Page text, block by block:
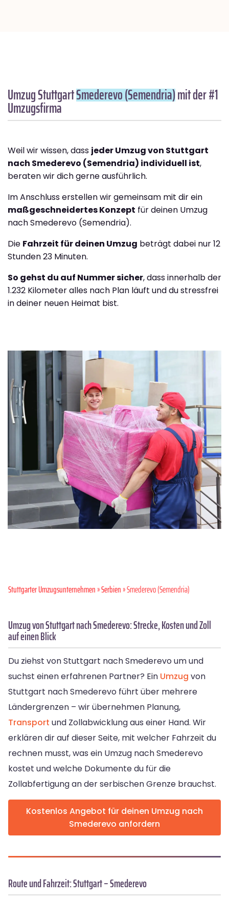
Umzug StuttgartSmederevo (Semendria)mit der #1
Umzugsfirma
Weil wir wissen, dass jeder Umzug von Stuttgart
nach Smederevo (Semendria) individuell ist,
beraten wir dich gerne ausführlich.
Im Anschluss erstellen wir gemeinsam mit dir ein
maßgeschneidertes Konzept für deinen Umzug
nach Smederevo (Semendria).
Die Fahrzeit für deinen Umzug beträgt dabei nur 12
Stunden 23 Minuten.
So gehst du auf Nummer sicher, dass innerhalb der
1.232 Kilometer alles nach Plan läuft und du stressfrei
in deiner neuen Heimat bist.
Stuttgarter Umzugsunternehmen»Serbien» Smederevo (Semendria)
Umzug von Stuttgart nach Smederevo: Strecke, Kosten und Zoll
auf einen Blick
Du ziehst von Stuttgart nach Smederevo um und
suchst einen erfahrenen Partner? Ein Umzug von
Stuttgart nach Smederevo führt über mehrere
Ländergrenzen – wir übernehmen Planung,
Transport und Zollabwicklung aus einer Hand. Wir
erklären dir auf dieser Seite, mit welcher Fahrzeit du
rechnen musst, was ein Umzug nach Smederevo
kostet und welche Dokumente du für die
Zollabfertigung an der serbischen Grenze brauchst.
Kostenlos Angebot für deinen Umzug nach
Smederevo anfordern
Route und Fahrzeit: Stuttgart – Smederevo